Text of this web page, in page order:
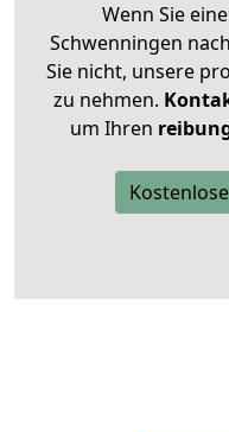
Wenn Sie
Schwenningen
Sie nicht, unsere
zu nehmen.
um Ihren